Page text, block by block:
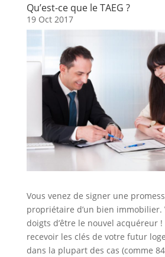
Qu’est-ce que le TAEG ?
19 Oct 2017
Vous venez de signer une
propriétaire d’un bien immobilier.
doigts d’être le nouvel acquéreur
recevoir les clés de votre futur
dans la plupart des cas (comme